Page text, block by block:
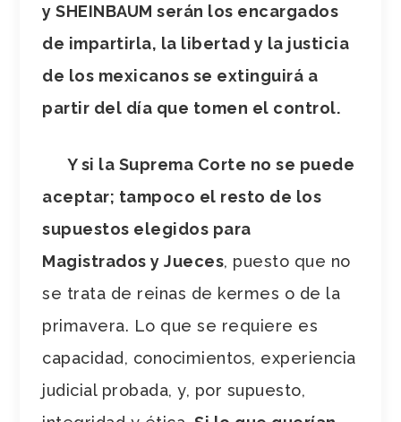
y SHEINBAUM serán los encargados
de impartirla, la libertad y la justicia
de los mexicanos se extinguirá a
partir del día que tomen el control.
Y si la Suprema Corte no se puede
aceptar; tampoco el resto de los
supuestos elegidos para
Magistrados y Jueces, puesto que no
se trata de reinas de kermes o de la
primavera. Lo que se requiere es
capacidad, conocimientos, experiencia
judicial probada, y, por supuesto,